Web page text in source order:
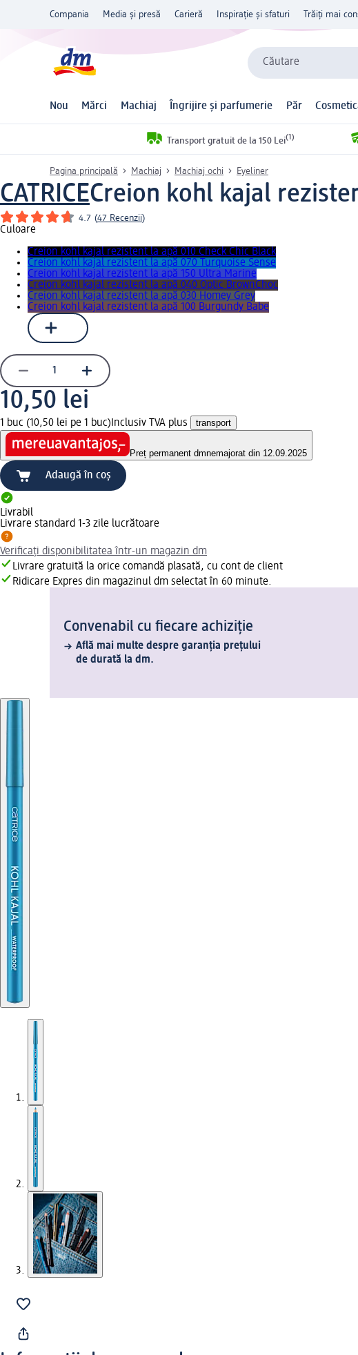
Compania Media și presă Carieră Inspirație și sfaturi Trăiți mai
Căutare
Nou Mărci Machiaj Îngrijire și parfumerie Păr
Transport gratuit de la 150 Lei(1)
Pagina principală Machiaj Machiaj ochi Eyeliner
CATRICECreion kohl kajal
4.7 (47 Recenzii)
Culoare
Creion kohl kajal rezistent la apă 010 Check Chic Black
Creion kohl kajal rezistent la apă 070 Turquoise Sense
Creion kohl kajal rezistent la apă 150 Ultra Marine
Creion kohl kajal rezistent la apă 040 Optic BrownChoc
Creion kohl kajal rezistent la apă 030 Homey Grey
Creion kohl kajal rezistent la apă 100 Burgundy Babe
10,50 lei
1 buc (10,50 lei pe 1 buc) Inclusiv TVA plus transport
Preț permanent dmnemajorat din 12.09.2025
Adaugă în coș
Livrabil
Livrare standard 1-3 zile lucrătoare
Verificați disponibilitatea într-un magazin dm
Livrare gratuită la orice comandă plasată, cu cont de client
Ridicare Expres din magazinul dm selectat în 60 minute.
Convenabil cu fiecare achiziție
Află mai multe despre garanția prețului
de durată la dm.